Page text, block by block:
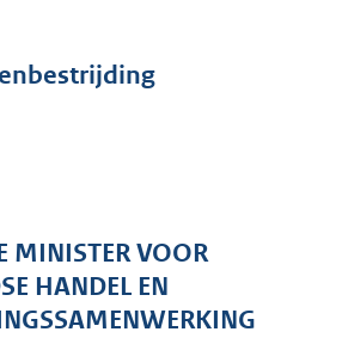
o
K
MINISTER VOOR
HANDEL EN